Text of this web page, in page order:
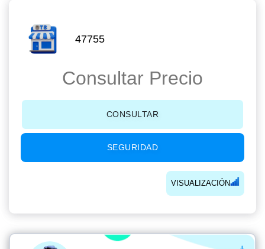
47755
Consultar Precio
CONSULTAR
SEGURIDAD
VISUALIZACIÓN